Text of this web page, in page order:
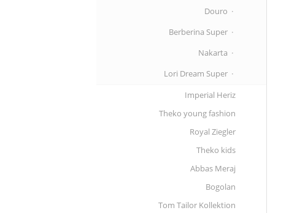
Douro
Berberina Super
Nakarta
Lori Dream Super
Imperial Heriz
Theko young fashion
Royal Ziegler
Theko kids
Abbas Meraj
Bogolan
Tom Tailor Kollektion